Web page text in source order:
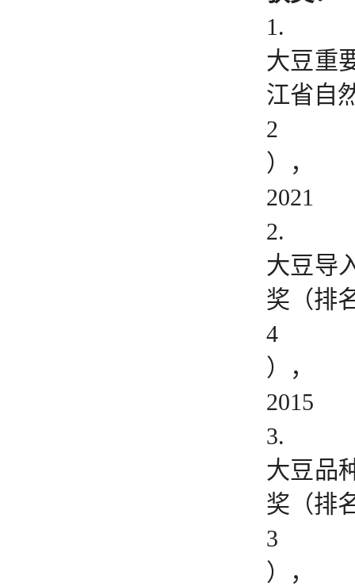
1.
大豆重
江省自
2
），
2021
2.
大豆导
奖（排
4
），
2015
3.
大豆品
奖（排
3
），